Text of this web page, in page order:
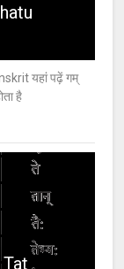
यहां पढ़ें गम्
है